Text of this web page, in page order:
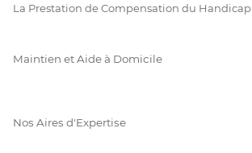
La Prestation de Compensation du Handicap
Maintien et Aide à Domicile
Nos Aires d'Expertise